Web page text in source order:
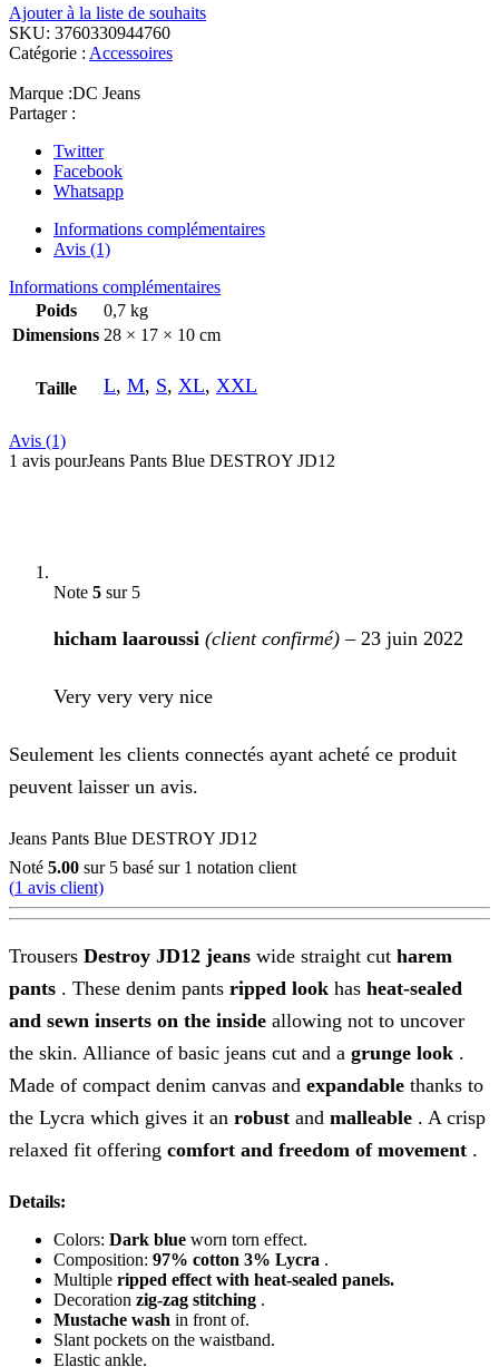
Ajouter à la liste de souhaits
SKU: 3760330944760
Catégorie : Accessoires
Marque :DC Jeans
Partager :
Twitter
Facebook
Whatsapp
Informations complémentaires
Avis (1)
Informations complémentaires
Poids
0,7 kg
Dimensions 28 × 17 × 10 cm
Taille L, M, S, XL, XXL
Avis (1)
1 avis pourJeans Pants Blue DESTROY JD12
Note 5 sur 5
hicham laaroussi (client confirmé) – 23 juin 2022
Very very very nice
Seulement les clients connectés ayant acheté ce produit
peuvent laisser un avis.
Jeans Pants Blue DESTROY JD12
Noté 5.00 sur 5 basé sur 1 notation client
(1 avis client)
Trousers Destroy JD12 jeans wide straight cut harem
pants . These denim pants ripped look has heat-sealed
and sewn inserts on the inside allowing not to uncover
the skin. Alliance of basic jeans cut and a grunge look .
Made of compact denim canvas and expandable thanks to
the Lycra which gives it an robust and malleable . A crisp
relaxed fit offering comfort and freedom of movement .
Details:
Colors: Dark blue worn torn effect.
Composition: 97% cotton 3% Lycra .
Multiple ripped effect with heat-sealed panels.
Decoration zig-zag stitching .
Mustache wash in front of.
Slant pockets on the waistband.
Elastic ankle.